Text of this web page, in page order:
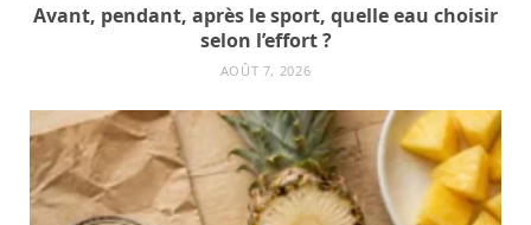
Avant, pendant, après le sport, quelle eau choisir
selon l’effort ?
AOÛT 7, 2026